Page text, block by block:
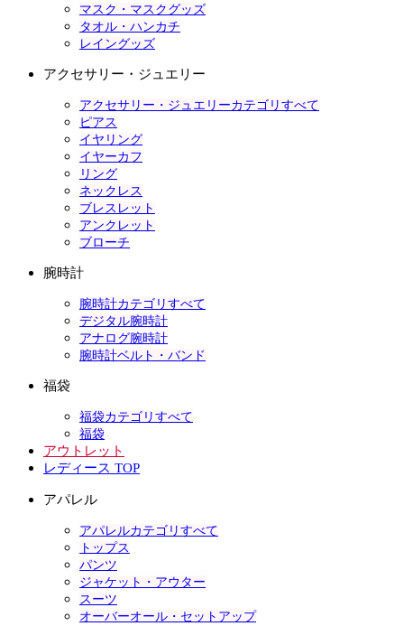
マスク・マスクグッズ
タオル・ハンカチ
レイングッズ
アクセサリー・ジュエリー
アクセサリー・ジュエリーカテゴリすべて
ピアス
イヤリング
イヤーカフ
リング
ネックレス
ブレスレット
アンクレット
ブローチ
腕時計
腕時計カテゴリすべて
デジタル腕時計
アナログ腕時計
腕時計ベルト・バンド
福袋
福袋カテゴリすべて
福袋
アウトレット
レディース TOP
アパレル
アパレルカテゴリすべて
トップス
パンツ
ジャケット・アウター
スーツ
オーバーオール・セットアップ